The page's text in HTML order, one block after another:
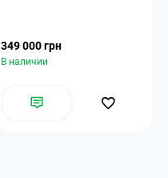
349 000 грн
В наличии